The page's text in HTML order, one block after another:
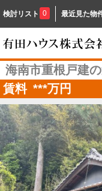
検討リスト 0 最近見た物
海南市重根戸建
賃料 ***万円